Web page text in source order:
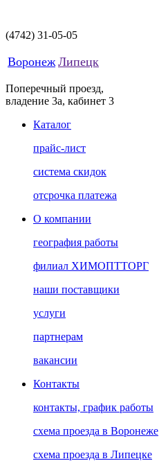
(4742) 31-05-05
Воронеж Липецк
Поперечный проезд,
владение 3а, кабинет 3
Каталог
прайс-лист
система скидок
отсрочка платежа
О компании
география работы
филиал ХИМОПТТОРГ
наши поставщики
услуги
партнерам
вакансии
Контакты
контакты, график работы
схема проезда в Воронеже
схема проезда в Липецке